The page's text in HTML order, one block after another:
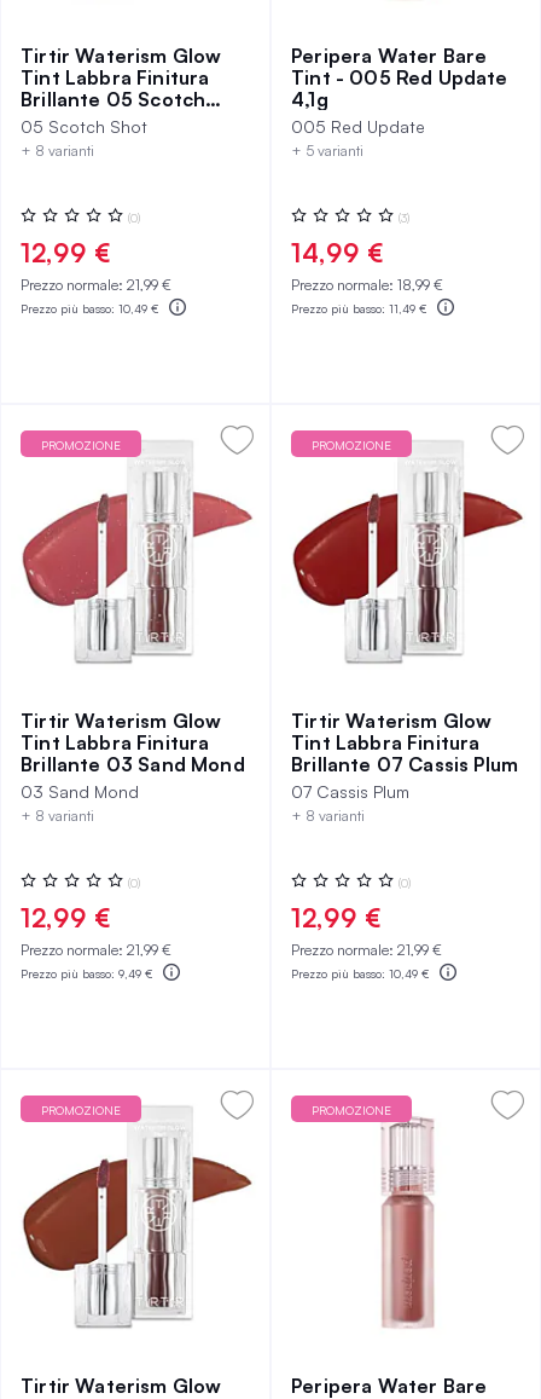
Tirtir Waterism Glow
Tint Labbra Finitura
Brillante 05 Scotch
Shot
05 Scotch Shot
+ 8 varianti
Valutazione:
0%
(0)
12,99 €
Prezzo normale: 21,99 €
Prezzo più basso: 10,49 €
Peripera Water Bare
Tint - 005 Red Update
4,1g
005 Red Update
+ 5 varianti
Valutazione:
0%
(3)
14,99 €
Prezzo normale: 18,99 €
Prezzo più basso: 11,49 €
PROMOZIONE
Tirtir Waterism Glow
Tint Labbra Finitura
Brillante 03 Sand Mond
03 Sand Mond
+ 8 varianti
Valutazione:
0%
(0)
12,99 €
Prezzo normale: 21,99 €
Prezzo più basso: 9,49 €
PROMOZIONE
Tirtir Waterism Glow
Tint Labbra Finitura
Brillante 07 Cassis Plum
07 Cassis Plum
+ 8 varianti
Valutazione:
0%
(0)
12,99 €
Prezzo normale: 21,99 €
Prezzo più basso: 10,49 €
PROMOZIONE
Tirtir Waterism Glow
PROMOZIONE
Peripera Water Bare